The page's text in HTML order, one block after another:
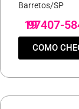
Barretos/SP
19
97407-
COMO